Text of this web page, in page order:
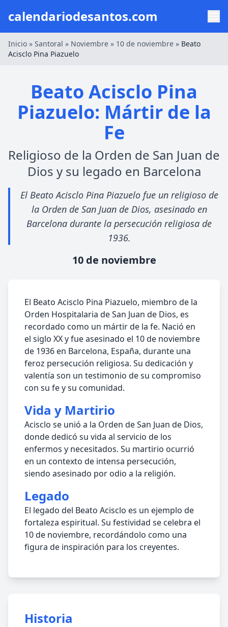
calendariodesantos.com
Inicio » Santoral » Noviembre » 10 de noviembre » Beato
Acisclo Pina Piazuelo
Beato Acisclo Pina
Piazuelo: Mártir de la
Fe
Religioso de la Orden de San Juan de
Dios y su legado en Barcelona
El Beato Acisclo Pina Piazuelo fue un religioso de
la Orden de San Juan de Dios, asesinado en
Barcelona durante la persecución religiosa de
1936.
10 de noviembre
El Beato Acisclo Pina Piazuelo, miembro de la
Orden Hospitalaria de San Juan de Dios, es
recordado como un mártir de la fe. Nació en
el siglo XX y fue asesinado el 10 de noviembre
de 1936 en Barcelona, España, durante una
feroz persecución religiosa. Su dedicación y
valentía son un testimonio de su compromiso
con su fe y su comunidad.
Vida y Martirio
Acisclo se unió a la Orden de San Juan de Dios,
donde dedicó su vida al servicio de los
enfermos y necesitados. Su martirio ocurrió
en un contexto de intensa persecución,
siendo asesinado por odio a la religión.
Legado
El legado del Beato Acisclo es un ejemplo de
fortaleza espiritual. Su festividad se celebra el
10 de noviembre, recordándolo como una
figura de inspiración para los creyentes.
Historia